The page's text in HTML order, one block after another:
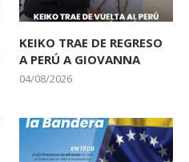
KEIKO TRAE DE REGRESO
A PERÚ A GIOVANNA
04/08/2026